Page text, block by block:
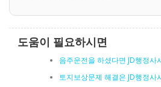
도움이 필요하시면
음주운전을 하셨다면 JD행정사
토지보상문제 해결은 JD행정사